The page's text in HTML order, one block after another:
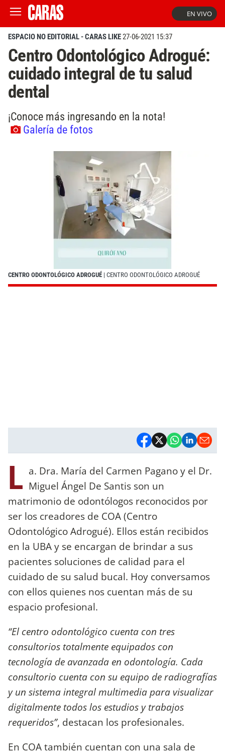
EN VIVO
ESPACIO NO EDITORIAL - CARAS LIKE27-06-2021 15:37
Centro Odontológico Adrogué:
cuidado integral de tu salud
dental
¡Conoce más ingresando en la nota!
Galería de fotos
CENTRO ODONTOLÓGICO ADROGUÉ | CENTRO ODONTOLÓGICO ADROGUÉ
L a. Dra. María del Carmen Pagano y el Dr.
Miguel Ángel De Santis son un
matrimonio de odontólogos reconocidos por
ser los creadores de COA (Centro
Odontológico Adrogué). Ellos están recibidos
en la UBA y se encargan de brindar a sus
pacientes soluciones de calidad para el
cuidado de su salud bucal. Hoy conversamos
con ellos quienes nos cuentan más de su
espacio profesional.
“El centro odontológico cuenta con tres
consultorios totalmente equipados con
tecnología de avanzada en odontología. Cada
consultorio cuenta con su equipo de radiografías
y un sistema integral multimedia para visualizar
digitalmente todos los estudios y trabajos
requeridos”, destacan los profesionales.
En COA también cuentan con una sala de